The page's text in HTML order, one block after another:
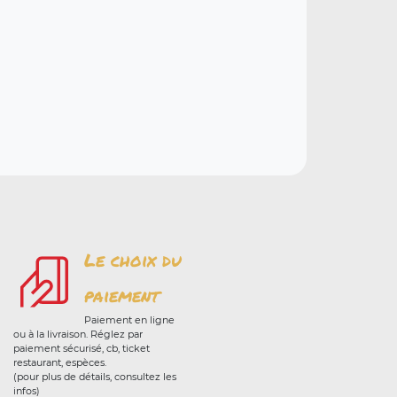
Le choix du
paiement
Paiement en ligne
ou à la livraison. Réglez par
paiement sécurisé, cb, ticket
restaurant, espèces.
(pour plus de détails, consultez les
infos)